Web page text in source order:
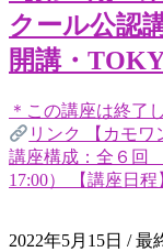
クール公認
開講・
＊この講座は終
リンク 【カモワ
講座構成：全６回
17:00） 【講座日
2022年5月15日 / 最